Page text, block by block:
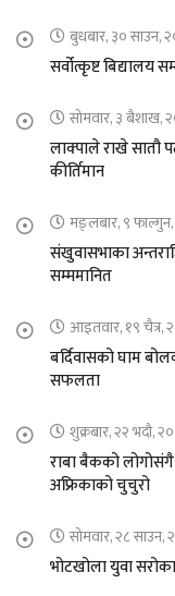
बुधबार, ३० साउन,
सर्वोत्कृष्ट
सोमवार, ३ बैशाख,
लाक्पाले राखे सातौ
कीर्तिमान
मङ्लबार, ९
संखुवासभाका
सम्ममानित
आइतवार, १९ चैत्र,
बर्दिवासको घाम
सफलता
शुक्रबार, २२ भदौ,
राबा बैकको लोगोसंगै
अफ्रिकाको चुचुरो
सोमवार, २८ साउन,
भोटखोला युवा